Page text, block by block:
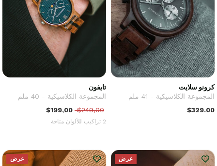
كرونو سلايت
المجموعة الكلاسيكية - 41 ملم
$329.00
تايفون
المجموعة الكلاسيكية - 40 ملم
$249,00
$199,00
2 تراكيب للألوان متاحة
عرض عرض